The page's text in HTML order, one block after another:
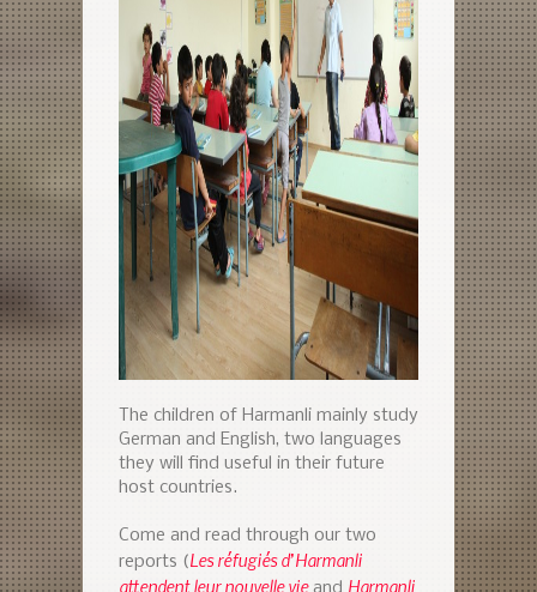
The children of Harmanli mainly study
German and English, two languages
they will find useful in their future
host countries.
Come and read through our two
reports (Les réfugiés d’Harmanli
attendent leur nouvelle vie
Harmanli